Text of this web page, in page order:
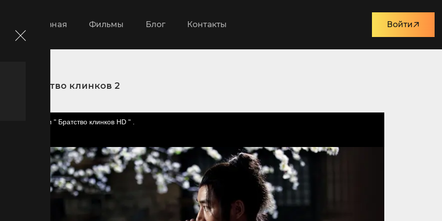
Главная Фильмы Блог Контакты Войти
Братство клинков 2